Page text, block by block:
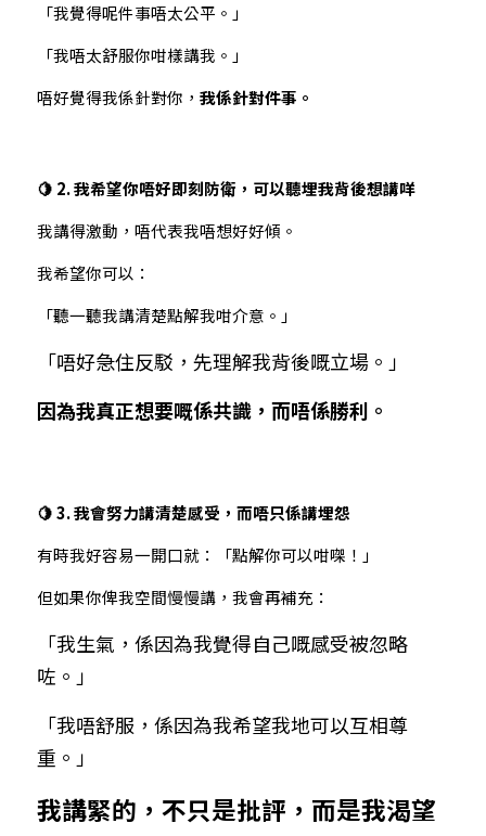
「我覺得呢件事唔太公平。」
「我唔太舒服你咁樣講我。」
唔好覺得我係針對你， 我係針對件事。
🍋 2. 我希望你唔好即刻防衛，可以聽埋我背後想講咩
我講得激動，唔代表我唔想好好傾。
我希望你可以：
「聽一聽我講清楚點解我咁介意。」
「唔好急住反駁，先理解我背後嘅立場。」
因為我真正想要嘅係共識，而唔係勝利。
🍋 3. 我會努力講清楚感受，而唔只係講埋怨
有時我好容易一開口就：「點解你可以咁㗎！」
但如果你俾我空間慢慢講，我會再補充：
「我生氣，係因為我覺得自己嘅感受被忽略
咗。」
「我唔舒服，係因為我希望我地可以互相尊
重。」
我講緊的，不只是批評，而是我渴望